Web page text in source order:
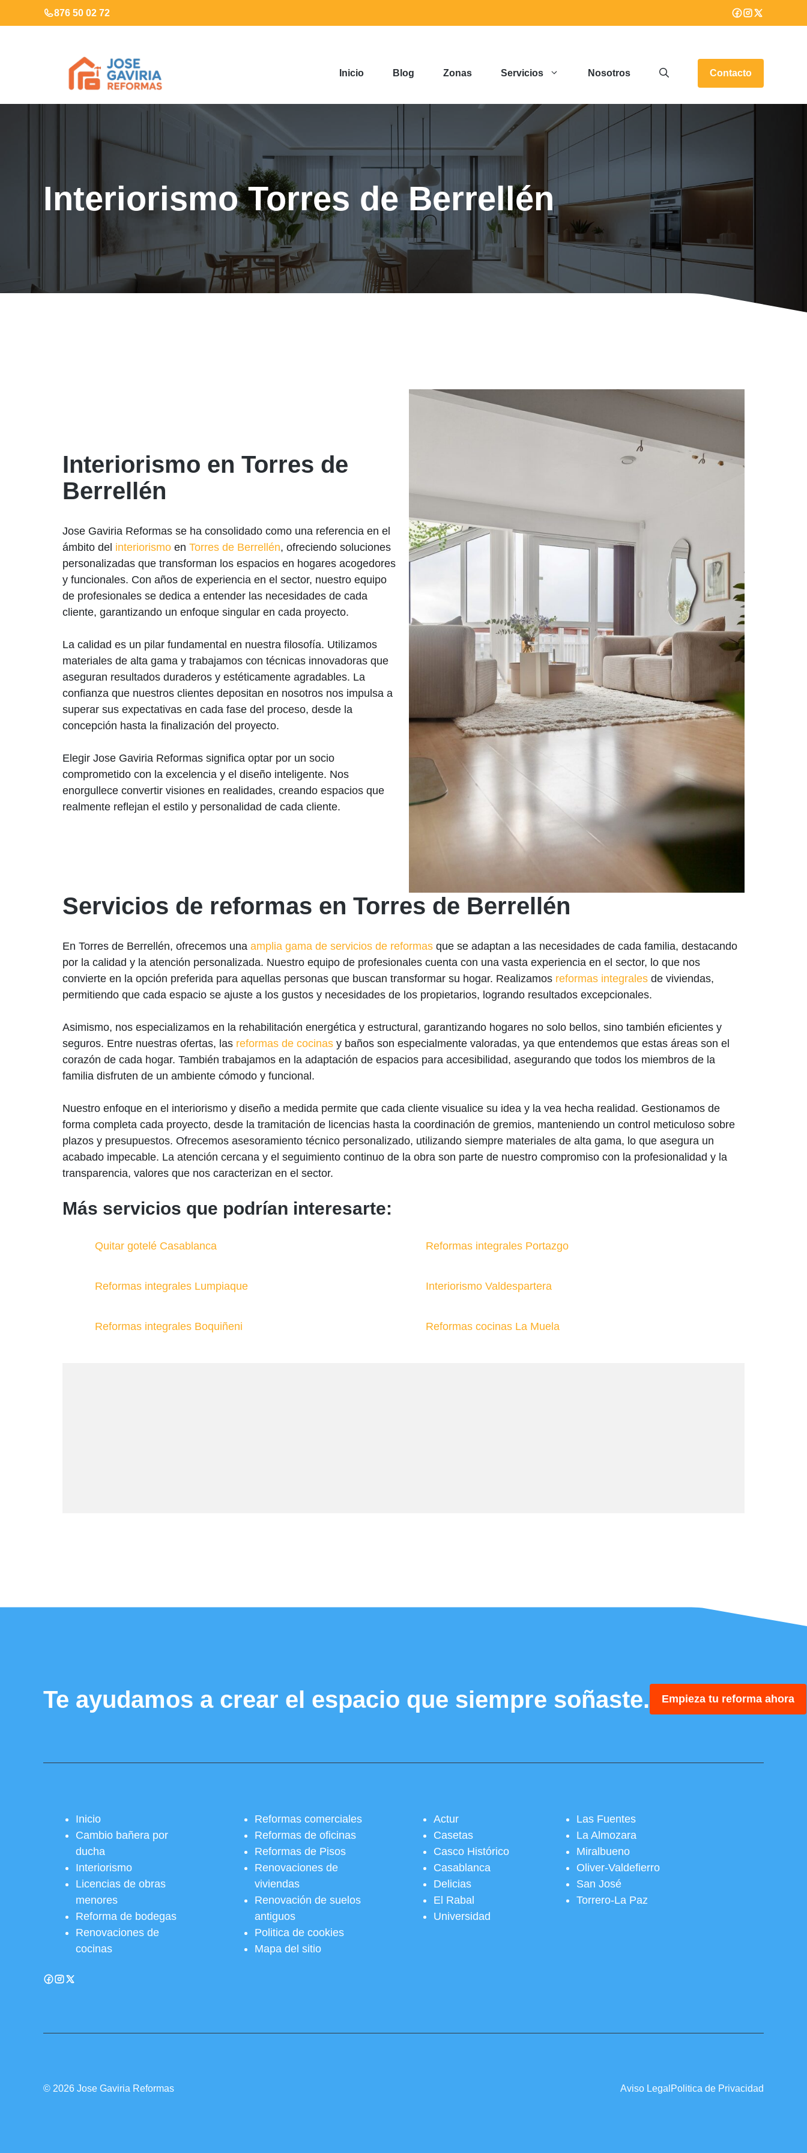
al
876 50 02 72
Inicio Blog Zonas Servicios Nosotros Contacto
Interiorismo Torres de Berrellén
Interiorismo en Torres de
Berrellén
Jose Gaviria Reformas se ha consolidado como una referencia en el
ámbito del interiorismo en Torres de Berrellén, ofreciendo soluciones
personalizadas que transforman los espacios en hogares acogedores
y funcionales. Con años de experiencia en el sector, nuestro equipo
de profesionales se dedica a entender las necesidades de cada
cliente, garantizando un enfoque singular en cada proyecto.
La calidad es un pilar fundamental en nuestra filosofía. Utilizamos
materiales de alta gama y trabajamos con técnicas innovadoras que
aseguran resultados duraderos y estéticamente agradables. La
confianza que nuestros clientes depositan en nosotros nos impulsa a
superar sus expectativas en cada fase del proceso, desde la
concepción hasta la finalización del proyecto.
Elegir Jose Gaviria Reformas significa optar por un socio
comprometido con la excelencia y el diseño inteligente. Nos
enorgullece convertir visiones en realidades, creando espacios que
realmente reflejan el estilo y personalidad de cada cliente.
Servicios de reformas en Torres de Berrellén
En Torres de Berrellén, ofrecemos una amplia gama de servicios de reformas que se adaptan a las necesidades de cada familia, destacando
por la calidad y la atención personalizada. Nuestro equipo de profesionales cuenta con una vasta experiencia en el sector, lo que nos
convierte en la opción preferida para aquellas personas que buscan transformar su hogar. Realizamos reformas integrales de viviendas,
permitiendo que cada espacio se ajuste a los gustos y necesidades de los propietarios, logrando resultados excepcionales.
Asimismo, nos especializamos en la rehabilitación energética y estructural, garantizando hogares no solo bellos, sino también eficientes y
seguros. Entre nuestras ofertas, las reformas de cocinas y baños son especialmente valoradas, ya que entendemos que estas áreas son el
corazón de cada hogar. También trabajamos en la adaptación de espacios para accesibilidad, asegurando que todos los miembros de la
familia disfruten de un ambiente cómodo y funcional.
Nuestro enfoque en el interiorismo y diseño a medida permite que cada cliente visualice su idea y la vea hecha realidad. Gestionamos de
forma completa cada proyecto, desde la tramitación de licencias hasta la coordinación de gremios, manteniendo un control meticuloso sobre
plazos y presupuestos. Ofrecemos asesoramiento técnico personalizado, utilizando siempre materiales de alta gama, lo que asegura un
acabado impecable. La atención cercana y el seguimiento continuo de la obra son parte de nuestro compromiso con la profesionalidad y la
transparencia, valores que nos caracterizan en el sector.
Más servicios que podrían interesarte:
Quitar gotelé Casablanca Reformas integrales Portazgo
Reformas integrales Lumpiaque Interiorismo Valdespartera
Reformas integrales Boquiñeni Reformas cocinas La Muela
Te ayudamos a crear el espacio que siempre soñaste. Empieza tu reforma ahora
Inicio
Cambio bañera por
ducha
Interiorismo
Licencias de obras
menores
Reforma de bodegas
Renovaciones de
cocinas
Reformas comerciales
Reformas de oficinas
Reformas de Pisos
Renovaciones de
viviendas
Renovación de suelos
antiguos
Politica de cookies
Mapa del sitio
Actur
Casetas
Casco Histórico
Casablanca
Delicias
El Rabal
Universidad
Las Fuentes
La Almozara
Miralbueno
Oliver-Valdefierro
San José
Torrero-La Paz
© 2026 Jose Gaviria Reformas Aviso Legal Politica de Privacidad